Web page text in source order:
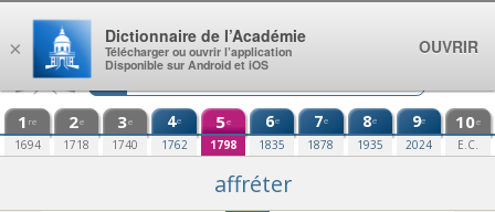
Aller au contenu
1 re
1694
2e
1718
3e
1740
4e
1762
5e
1798
6e
1835
7e
1878
8e
1935
9e
2024
10e
E.C.
affréter
×
Dictionnaire de l’Académie
Télécharger ou ouvrir l’application
Disponible sur Android et iOS
OUVRIR